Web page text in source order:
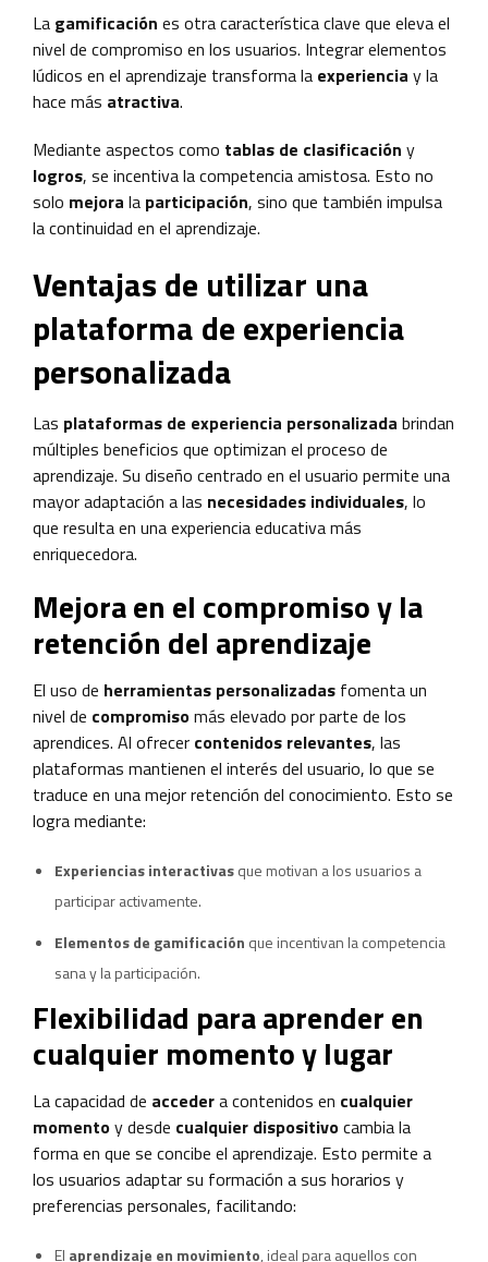
La gamificación es otra característica clave que eleva el
nivel de compromiso en los usuarios. Integrar elementos
lúdicos en el aprendizaje transforma la experiencia y la
hace más atractiva.
Mediante aspectos como tablas de clasificación y
logros, se incentiva la competencia amistosa. Esto no
solo mejora la participación, sino que también impulsa
la continuidad en el aprendizaje.
Ventajas de utilizar una
plataforma de experiencia
personalizada
Las plataformas de experiencia personalizada brindan
múltiples beneficios que optimizan el proceso de
aprendizaje. Su diseño centrado en el usuario permite una
mayor adaptación a las necesidades individuales, lo
que resulta en una experiencia educativa más
enriquecedora.
Mejora en el compromiso y la
retención del aprendizaje
El uso de herramientas personalizadas fomenta un
nivel de compromisomás elevado por parte de los
aprendices. Al ofrecer contenidos relevantes, las
plataformas mantienen el interés del usuario, lo que se
traduce en una mejor retención del conocimiento. Esto se
logra mediante:
Experiencias interactivasque motivan a los usuarios a
participar activamente.
Elementos de gamificación que incentivan la competencia
sana y la participación.
Flexibilidad para aprender en
cualquier momento y lugar
La capacidad de accedera contenidos en cualquier
momentoy desde cualquier dispositivocambia la
forma en que se concibe el aprendizaje. Esto permite a
los usuarios adaptar su formación a sus horarios y
preferencias personales, facilitando:
El aprendizaje en movimiento, ideal para aquellos con